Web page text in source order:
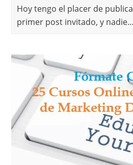
Hoy tengo el placer de
primer post invitado, y nadie…